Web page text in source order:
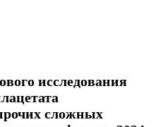
исследования
сложных